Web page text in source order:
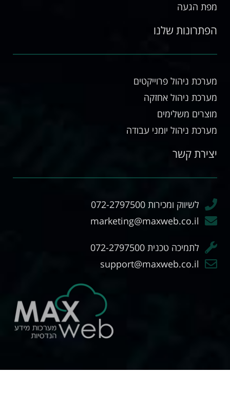
מפת הגעה
הפתרונות שלנו
מערכת ניהול פרוייקטים
מערכת ניהול אחזקה
מוצרים משלימים
מערכת ניהול יומני עבודה
יצירת קשר
לשיווק ומכירות 072-2797500
marketing@maxweb.co.il
לתמיכה טכנית 072-2797500
support@maxweb.co.il